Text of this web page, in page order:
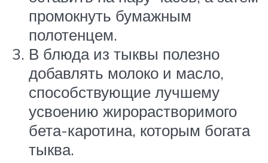
промокнуть бумажным
полотенцем.
В блюда из тыквы полезно
добавлять молоко и масло,
способствующие лучшему
усвоению жирорастворимого
бета-каротина, которым богата
тыква.